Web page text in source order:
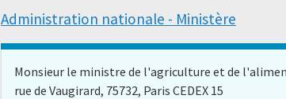
Administration nationale - Ministère
Monsieur le ministre de l'agriculture et de
rue de Vaugirard, 75732, Paris CEDEX 15